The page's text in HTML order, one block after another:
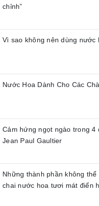
chỉnh”
Vì sao không nên dùng nước
Nước Hoa Dành Cho Các
Cảm hứng ngọt ngào trong 4
Jean Paul Gaultier
Những thành phần không
chai nước hoa tươi mát điển